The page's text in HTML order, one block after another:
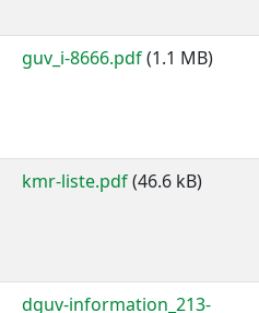
guv_i-8666.pdf(1.1 MB)
kmr-liste.pdf(46.6 kB)
dguv-information_213-